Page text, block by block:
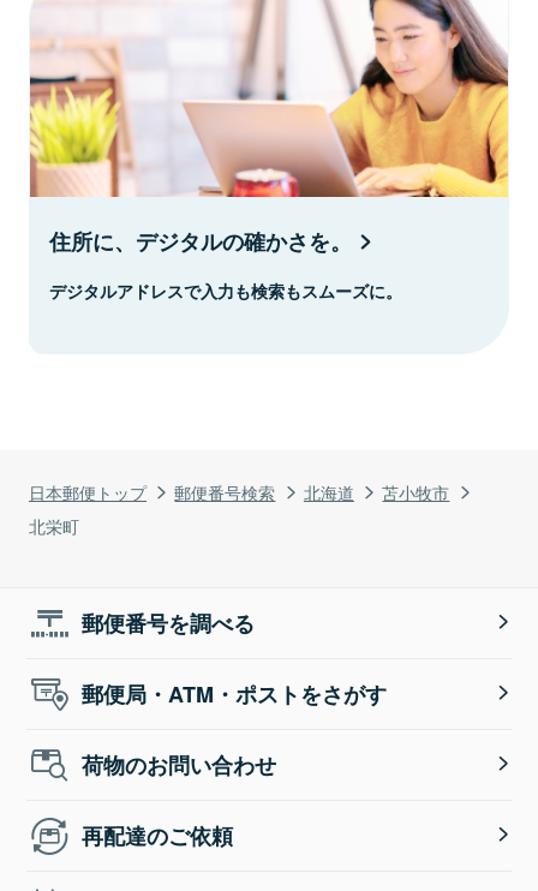
日本郵便トップ 郵便番号検索 北海道
苫小牧市
北栄町
住所に、デジタルの確かさを。
デジタルアドレスで入力も検索もスムーズに。
郵便番号を調べる
郵便局・ATM・ポストをさがす
荷物のお問い合わせ
再配達のご依頼